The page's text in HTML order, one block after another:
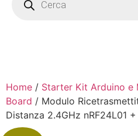
Home / Starter Kit Arduino e
Board / Modulo
Distanza 2.4GHz nRF24L01